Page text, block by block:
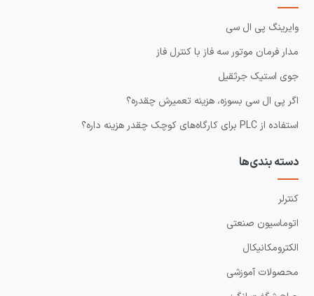
وایرینگ پی ال سی
مدار فرمان موتور سه فاز با کنترل فاز
جوی استیک جرثقیل
اگر پی ال سی بسوزه، هزینه تعمیرش چقدره؟
استفاده از PLC برای کارگاه‌های کوچک چقدر هزینه داره؟
دسته بندی‌ها
کنترلر
اتوماسیون صنعتی
الکترومکانیکال
محصولات آموزشی